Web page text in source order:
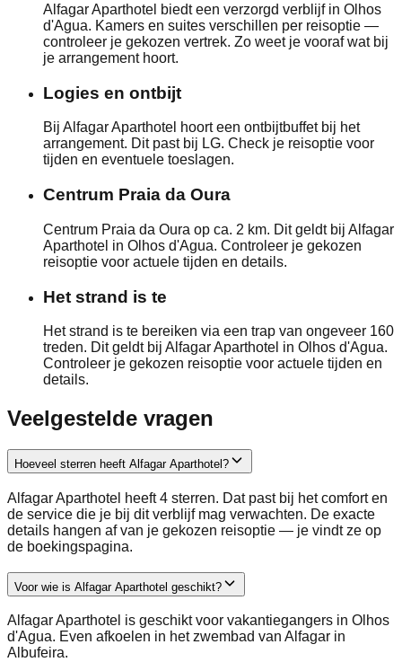
Alfagar Aparthotel biedt een verzorgd verblijf in Olhos
d'Agua. Kamers en suites verschillen per reisoptie —
controleer je gekozen vertrek. Zo weet je vooraf wat bij
je arrangement hoort.
Logies en ontbijt
Bij Alfagar Aparthotel hoort een ontbijtbuffet bij het
arrangement. Dit past bij LG. Check je reisoptie voor
tijden en eventuele toeslagen.
Centrum Praia da Oura
Centrum Praia da Oura op ca. 2 km. Dit geldt bij Alfagar
Aparthotel in Olhos d'Agua. Controleer je gekozen
reisoptie voor actuele tijden en details.
Het strand is te
Het strand is te bereiken via een trap van ongeveer 160
treden. Dit geldt bij Alfagar Aparthotel in Olhos d'Agua.
Controleer je gekozen reisoptie voor actuele tijden en
details.
Veelgestelde vragen
Hoeveel sterren heeft Alfagar Aparthotel?
Alfagar Aparthotel heeft 4 sterren. Dat past bij het comfort en
de service die je bij dit verblijf mag verwachten. De exacte
details hangen af van je gekozen reisoptie — je vindt ze op
de boekingspagina.
Voor wie is Alfagar Aparthotel geschikt?
Alfagar Aparthotel is geschikt voor vakantiegangers in Olhos
d'Agua. Even afkoelen in het zwembad van Alfagar in
Albufeira.